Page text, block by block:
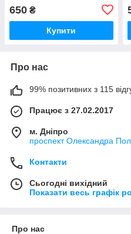
650 ₴
Купити
Про нас
99% позитивних з 115
Працює з 27.02.2017
м. Дніпро
проспект Олександра
Контакти
Сьогодні вихідний
Показати весь графік
Про нас